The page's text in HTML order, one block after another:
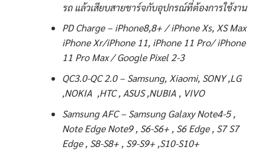
รถ แล้วเสียบสายชาร์จกับอุปกรณ์ที่ต้องการใช้งาน
PD Charge – iPhone8,8+ / iPhone Xs, XS Max
iPhone Xr/iPhone 11, iPhone 11 Pro/ iPhone
11 Pro Max / Google Pixel 2-3
QC3.0-QC 2.0 – Samsung, Xiaomi, SONY ,LG
,NOKIA ,HTC , ASUS ,NUBIA , VIVO
Samsung AFC – Samsung Galaxy Note4-5 ,
Note Edge Note9 , S6-S6+ , S6 Edge , S7 S7
Edge , S8-S8+ , S9-S9+ ,S10-S10+